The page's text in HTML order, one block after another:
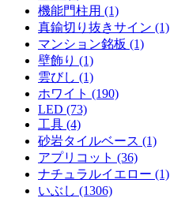
機能門柱用 (1)
真鍮切り抜きサイン (1)
マンション銘板 (1)
壁飾り (1)
雲びし (1)
ホワイト (190)
LED (73)
工具 (4)
砂岩タイルベース (1)
アプリコット (36)
ナチュラルイエロー (1)
いぶし (1306)